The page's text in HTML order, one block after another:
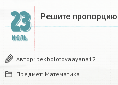
23
ИЮЛЬ
Решите
Автор: bekbolotovaayana12
Предмет: Математика